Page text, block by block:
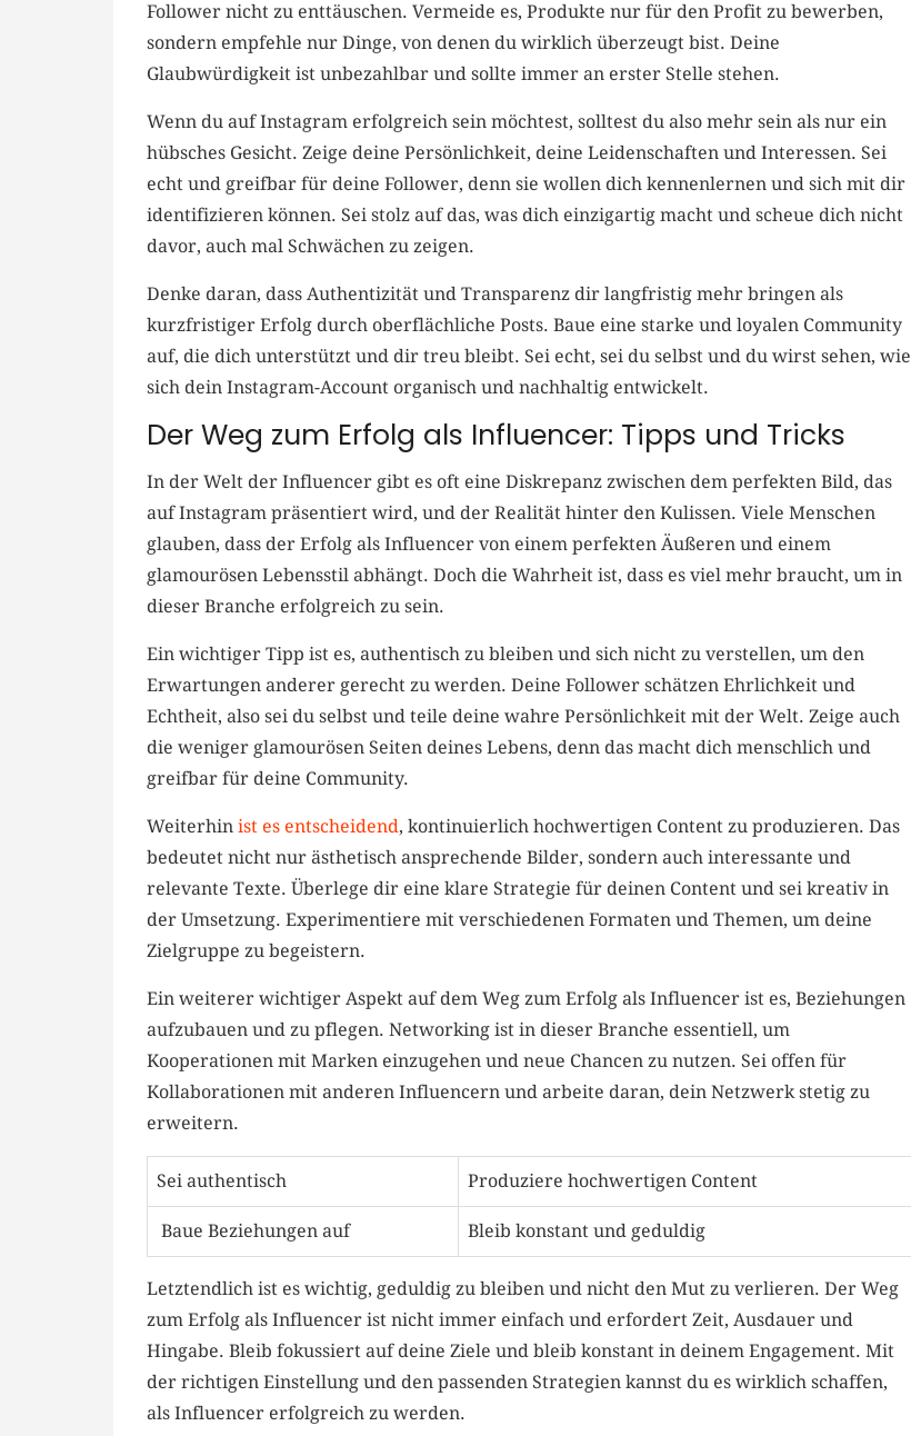
Follower nicht‍ zu enttäuschen. Vermeide es, Produkte nur für den Profit ⁣zu​ bewerben,
‍sondern empfehle nur ‌Dinge, von denen du wirklich ‌überzeugt⁤ bist. Deine
‌Glaubwürdigkeit ​ist unbezahlbar und sollte immer an erster​ Stelle stehen.
Wenn du auf Instagram ‍erfolgreich sein möchtest, solltest‌ du also⁤ mehr ‌sein als‍ nur ein
hübsches Gesicht. Zeige deine Persönlichkeit, deine​ Leidenschaften und Interessen. Sei
echt und ‍greifbar für deine Follower, denn ​sie wollen dich kennenlernen und sich mit dir
identifizieren können. Sei stolz auf⁤ das, ⁣was dich einzigartig macht und scheue ‍dich nicht
davor, ‌auch mal Schwächen zu zeigen.
Denke daran, ​dass Authentizität und Transparenz dir langfristig mehr bringen als
kurzfristiger Erfolg durch oberflächliche Posts. Baue eine starke und loyalen ⁣Community
auf,⁣ die dich unterstützt und dir ⁤treu bleibt. ⁢Sei echt, sei du selbst und du wirst sehen, ​wie
sich⁤ dein Instagram-Account organisch und nachhaltig​ entwickelt.
Der Weg zum Erfolg als ​Influencer: Tipps‍ und Tricks
In der Welt der Influencer gibt ‌es oft eine Diskrepanz zwischen dem perfekten Bild,⁣ das
auf Instagram präsentiert wird, und der Realität hinter den⁣ Kulissen. Viele Menschen
glauben, dass der Erfolg als Influencer von einem perfekten Äußeren und einem‌
glamourösen⁤ Lebensstil abhängt. Doch die Wahrheit ist, dass es⁢ viel mehr braucht, um in
dieser Branche erfolgreich zu sein.
Ein wichtiger Tipp‌ ist es, ​authentisch zu⁤ bleiben ⁢und sich nicht​ zu verstellen,⁣ um ‌den
Erwartungen anderer gerecht ​zu werden. Deine Follower schätzen ⁤Ehrlichkeit‌ und
Echtheit, also ⁤sei du selbst ​und teile deine wahre Persönlichkeit mit der Welt. Zeige auch
die weniger glamourösen Seiten deines Lebens, denn das ​macht dich menschlich und
‍greifbar für​ deine ‌Community.
Weiterhin ist es entscheidend, kontinuierlich hochwertigen Content zu produzieren. Das
bedeutet ⁣nicht nur ästhetisch ansprechende Bilder, sondern auch interessante und⁣
relevante Texte. Überlege dir eine⁣ klare Strategie für deinen Content ‌und sei kreativ in
der Umsetzung.‍ Experimentiere mit ‍verschiedenen Formaten‌ und Themen,​ um deine
Zielgruppe zu⁣ begeistern.
Ein weiterer wichtiger Aspekt auf dem Weg zum Erfolg ‍als Influencer ist es, Beziehungen⁣
aufzubauen und ⁢zu pflegen. ‍Networking ist in dieser Branche essentiell, um
Kooperationen mit Marken einzugehen und neue​ Chancen zu nutzen. Sei ‍offen für ​
Kollaborationen mit⁤ anderen Influencern und arbeite daran, dein ⁢Netzwerk stetig zu
erweitern.
Sei authentisch Produziere hochwertigen Content
‍ Baue​ Beziehungen auf ⁣Bleib konstant und geduldig
Letztendlich⁢ ist‌ es wichtig, geduldig zu bleiben und nicht den​ Mut zu verlieren. ⁣Der Weg
zum Erfolg als Influencer ist nicht immer einfach und⁤ erfordert Zeit,⁢ Ausdauer und
Hingabe. Bleib ‍fokussiert auf ⁤deine Ziele ⁤und bleib konstant ​in deinem Engagement. Mit
der richtigen Einstellung und den passenden Strategien‌ kannst du​ es wirklich‍ schaffen,
als Influencer erfolgreich zu werden.